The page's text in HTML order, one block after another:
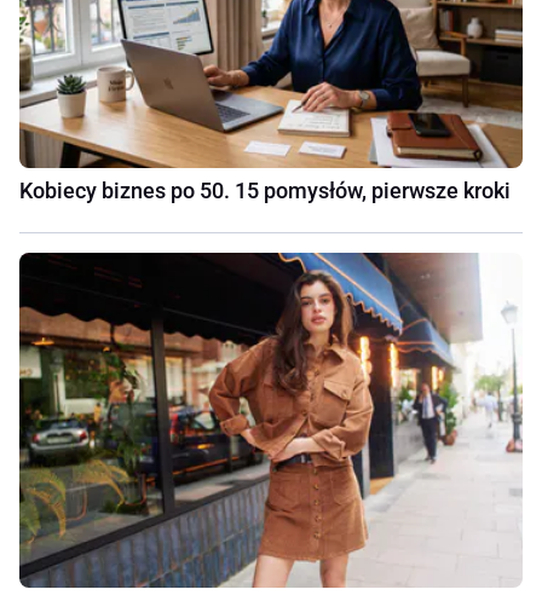
Kobiecy biznes po 50. 15 pomysłów, pierwsze kroki